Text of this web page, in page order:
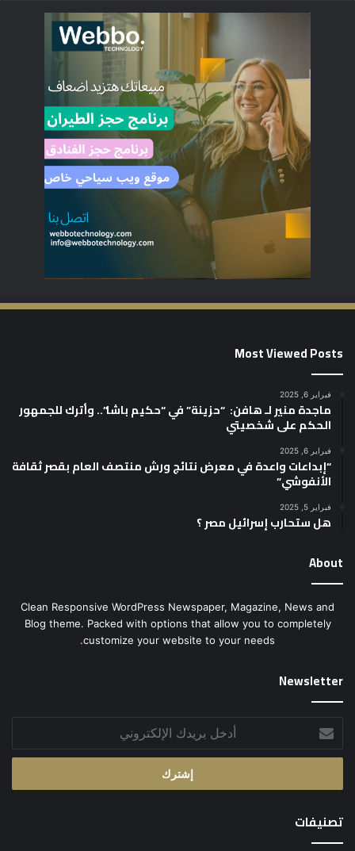
Most Viewed Posts
فبراير 6, 2025
ماجدة منير لـ هافن: “حزينة” في “حكيم باشا”.. وأترك للجمهور
الحكم على شخصيتي
فبراير 6, 2025
“إبداعات واعدة في معرض نتائج ورش منتصف العام بقصر ثقافة
الأنفوشي”
فبراير 5, 2025
هل ستحارب إسرائيل مصر ؟
About
Clean Responsive WordPress Newspaper, Magazine, News and
Blog theme. Packed with options that allow you to completely
customize your website to your needs.
Newsletter
أدخل
بريدك
الإلكتروني
تصنيفات